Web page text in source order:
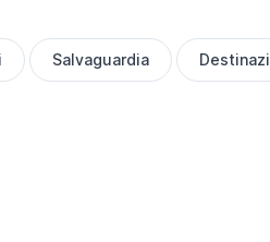
Salvaguardia